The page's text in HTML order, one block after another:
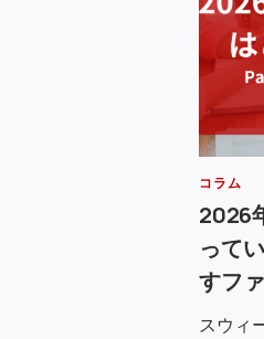
コラム
2026
って
すフ
スウィ